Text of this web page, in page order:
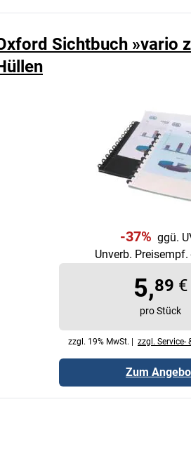
Sichtbuch »vario
-37% ggü.
Unverb. Preisempf.
5,89 €
pro Stück
zzgl. 19% MwSt. | zzgl. Service-
Zum